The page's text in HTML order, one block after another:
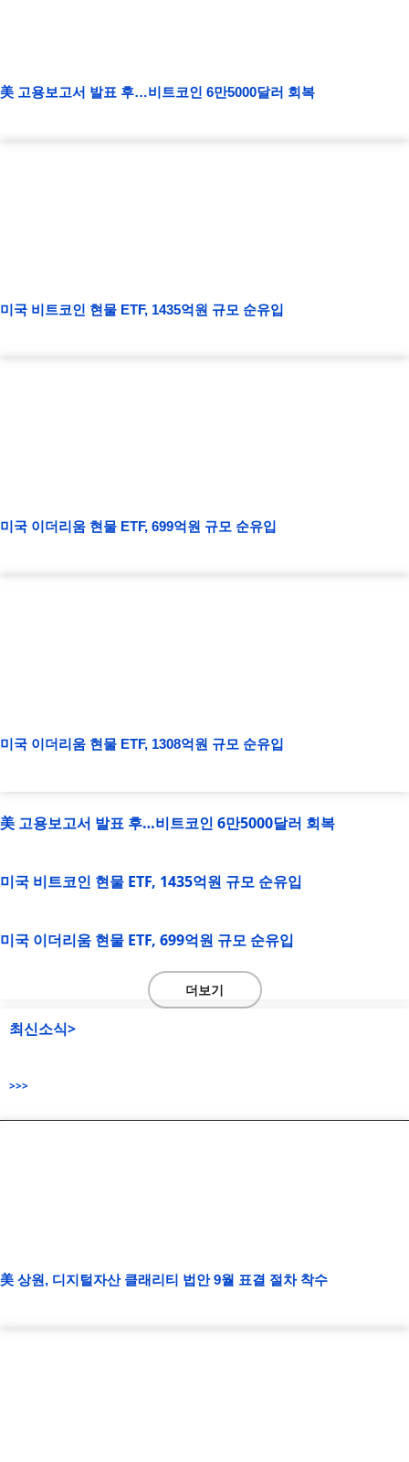
美 고용보고서 발표 후…비트코인 6만5000달러 회복
미국 비트코인 현물 ETF, 1435억원 규모 순유입
미국 이더리움 현물 ETF, 699억원 규모 순유입
미국 이더리움 현물 ETF, 1308억원 규모 순유입
美 고용보고서 발표 후…비트코인 6만5000달러 회복
미국 비트코인 현물 ETF, 1435억원 규모 순유입
미국 이더리움 현물 ETF, 699억원 규모 순유입
더보기
최신소식>
>>>
美 상원, 디지털자산 클래리티 법안 9월 표결 절차 착수